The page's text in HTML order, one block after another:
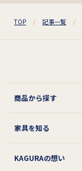
TOP 記事一覧
商品から探す
家具を知る
KAGURAの想い